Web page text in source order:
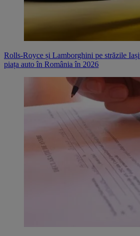
Rolls-Royce și Lamborghini pe străzile
piața auto în România în 2026